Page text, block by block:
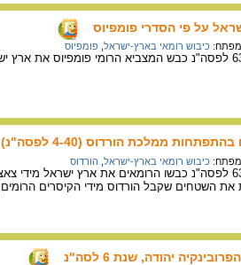
על פי הסדרי פומפיוס
כיבוש רומאי בארץ-ישראל פומפיוס
ממלכת הורדוס (4-40 לפסה"נ)
כיבוש רומאי בארץ-ישראל הורדוס
בשנת 63 לפסה"נ כבשו הרומאים את ארץ ישראל
השטחים שקבל הורדוס מידי הקיסרים
יהודה, שנת 6 לסה"נ